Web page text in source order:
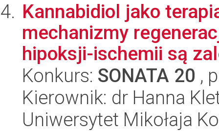
Kannabidiol jako
mechanizmy
hipoksji-ischemii są
Konkurs: SONATA 20 ,
Kierownik: dr Hanna
Uniwersytet Mikołaja